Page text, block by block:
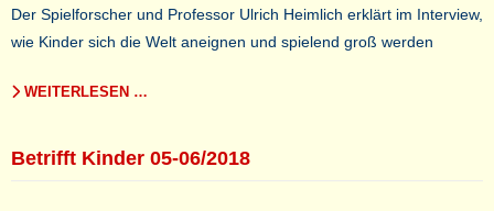
Der Spielforscher und Professor Ulrich Heimlich erklärt im Interview,
wie Kinder sich die Welt aneignen und spielend groß werden
WEITERLESEN …
Betrifft Kinder 05-06/2018